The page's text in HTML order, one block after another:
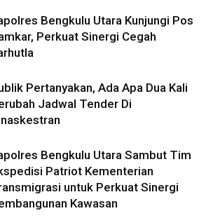
Bengkulu Utara Kunjungi Pos
Perkuat Sinergi Cegah
Pertanyakan, Ada Apa Dua Kali
Jadwal Tender Di
Bengkulu Utara Sambut Tim
Patriot Kementerian
untuk Perkuat Sinergi
Kawasan